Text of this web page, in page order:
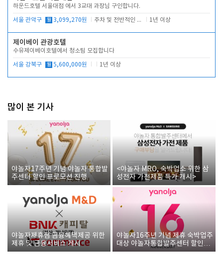
하운드호텔 서울대점 에서 3교대 과장님 구인합니다.
서울 관악구 월 3,099,270원 주차 및 전반적인 당번업무 1년 이상
제이베이 관광호텔
수유제이베이호텔에서 청소팀 모집합니다
서울 강북구 월 5,600,000원 1년 이상
많이 본 기사
야놀자17주년 기념 야놀자 통합발
주센터 할인 프로모션 진행
<야놀자 MRO, 숙박업소 위한 삼
성전자 가전제품 특가 개시>
야놀자제휴점 금융혜택제공 위한
제휴 및 금융서비스 게시
야놀자16주년 기념 제휴 숙박업주
대상 야놀자통합발주센터 할인쿠
폰 증정